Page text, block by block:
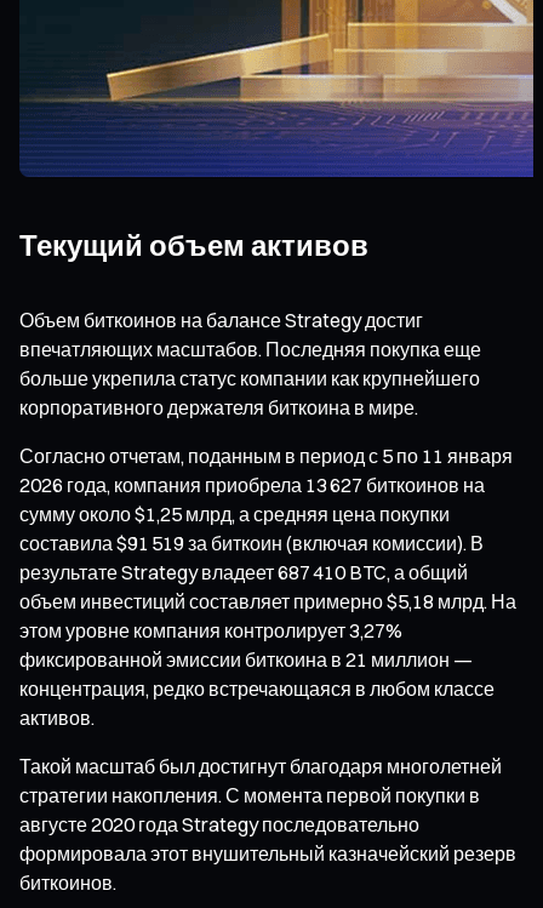
Текущий объем активов
Объем биткоинов на балансе Strategy достиг
впечатляющих масштабов. Последняя покупка еще
больше укрепила статус компании как крупнейшего
корпоративного держателя биткоина в мире.
Согласно отчетам, поданным в период с 5 по 11 января
2026 года, компания приобрела 13 627 биткоинов на
сумму около $1,25 млрд, а средняя цена покупки
составила $91 519 за биткоин (включая комиссии). В
результате Strategy владеет 687 410 BTC, а общий
объем инвестиций составляет примерно $5,18 млрд. На
этом уровне компания контролирует 3,27%
фиксированной эмиссии биткоина в 21 миллион —
концентрация, редко встречающаяся в любом классе
активов.
Такой масштаб был достигнут благодаря многолетней
стратегии накопления. С момента первой покупки в
августе 2020 года Strategy последовательно
формировала этот внушительный казначейский резерв
биткоинов.